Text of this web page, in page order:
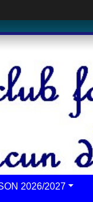
2026/2027